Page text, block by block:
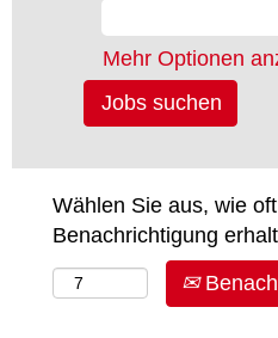
Mehr Optionen
Wählen Sie aus, wie
Benachrichtigung